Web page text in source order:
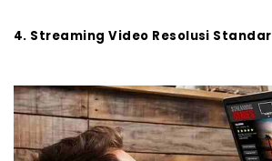
4. Streaming Video Resolusi Standar